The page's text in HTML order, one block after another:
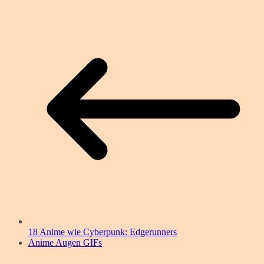
18 Anime wie Cyberpunk: Edgerunners
Anime Augen GIFs